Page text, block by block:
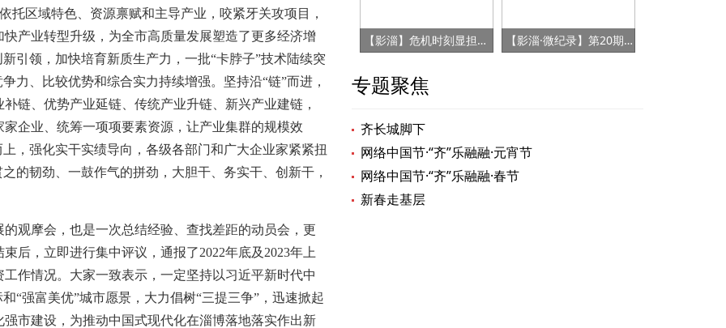
托区域特色、资源禀赋和主导产业，咬紧牙关攻项目，
产业转型升级，为全市高质量发展塑造了更多经济增
引领，加快培育新质生产力，一批“卡脖子”技术陆续突
力、比较优势和综合实力持续增强。坚持沿“链”而进，
链、优势产业延链、传统产业升链、新兴产业建链，
企业、统筹一项项要素资源，让产业集群的规模效
，强化实干实绩导向，各级各部门和广大企业家紧紧扭
的韧劲、一鼓作气的拼劲，大胆干、务实干、创新干，
摩会，也是一次总结经验、查找差距的动员会，更
后，立即进行集中评议，通报了2022年底及2023年上
作情况。大家一致表示，一定坚持以习近平新时代中
“强富美优”城市愿景，大力倡树“三提三争”，迅速掀起
市建设，为推动中国式现代化在淄博落地落实作出新
【影淄】危机时刻显担当 赤胆忠心保健康 【影淄·微纪录】第20期：战“疫”老将刘景春
专题聚焦
齐长城脚下
网络中国节·“齐”乐融融·元宵节
网络中国节·“齐”乐融融·春节
新春走基层